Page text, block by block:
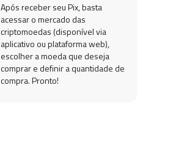
Após receber seu Pix, basta
acessar o mercado das
criptomoedas (disponível via
aplicativo ou plataforma web),
escolher a moeda que deseja
comprar e definir a quantidade de
compra. Pronto!